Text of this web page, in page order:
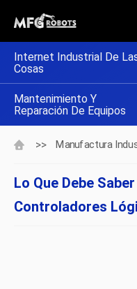
Internet Industrial De
Cosas
Mantenimiento Y
Reparación De Equipos
>> Manufactura
Lo Que Debe
Controladores